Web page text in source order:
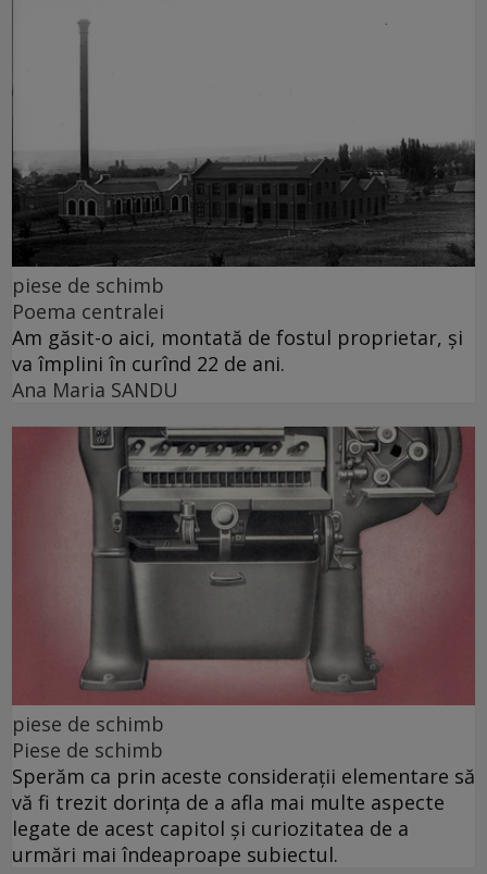
piese de schimb
Poema centralei
Am găsit-o aici, montată de fostul proprietar, și
va împlini în curînd 22 de ani.
Ana Maria SANDU
piese de schimb
Piese de schimb
Sperăm ca prin aceste considerații elementare să
vă fi trezit dorința de a afla mai multe aspecte
legate de acest capitol și curiozitatea de a
urmări mai îndeaproape subiectul.